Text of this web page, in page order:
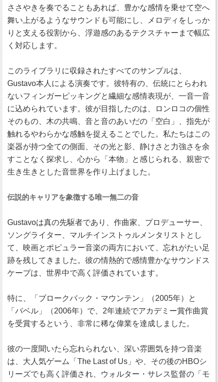
ささやきを奏でることもあれば、豊かな感情を乗せて空へ
舞い上がるようなサウンドも可能にし、メロディをしっか
りと支える役割から、浮遊感のあるテクスチャーまで幅広
く対応します。
このライブラリに収録されたすべてのサンプルは、
Gustavo本人による演奏です。彼特有の、伝統にとらわれ
ないフィンガーピッキングと繊細な感情表現が、一音一音
に込められています。彼が目指したのは、ロンロコの個性
そのもの、木の共鳴、音と音のあいだの「空白」、指先が
触れるやわらかな感触を捉えることでした。私たちはこの
楽器が持つ全ての側面、その光と影、静けさと力強さを余
すことなく探求し、心から「本物」と感じられる、親密で
生き生きとした音世界を作り上げました。
伝説的キャリアを象徴する唯一無二の音
Gustavoは真の先駆者であり、作曲家、プロデューサー、
ソングライター、マルチインストゥルメンタリストとし
て、映画とポピュラー音楽の両方において、忘れがたい足
跡を残してきました。彼の情熱的で感情豊かなサウンドス
ケープは、世界中で高く評価されています。
特に、「ブロークバック・マウンテン」（2005年）と
「バベル」（2006年）で、2年連続でアカデミー賞作曲賞
を受賞するという、非常に稀な偉業を達成しました。
彼の一度聞いたら忘れられない、深い雰囲気を持つ音楽
は、大人気ゲーム「The Last of Us」や、その後のHBOシ
リーズでも高く評価され、ウォルター・サレス監督の「モ